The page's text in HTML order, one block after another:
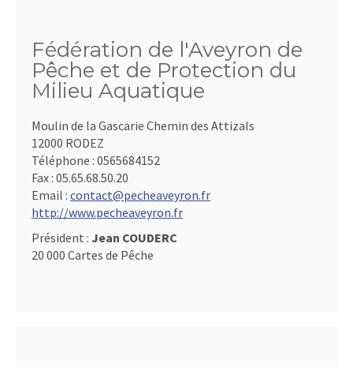
Fédération de l'Aveyron de
Pêche et de Protection du
Milieu Aquatique
Moulin de la Gascarie Chemin des Attizals
12000 RODEZ
Téléphone : 0565684152
Fax : 05.65.68.50.20
Email : contact@pecheaveyron.fr
http://www.pecheaveyron.fr
Président : Jean COUDERC
20 000 Cartes de Pêche